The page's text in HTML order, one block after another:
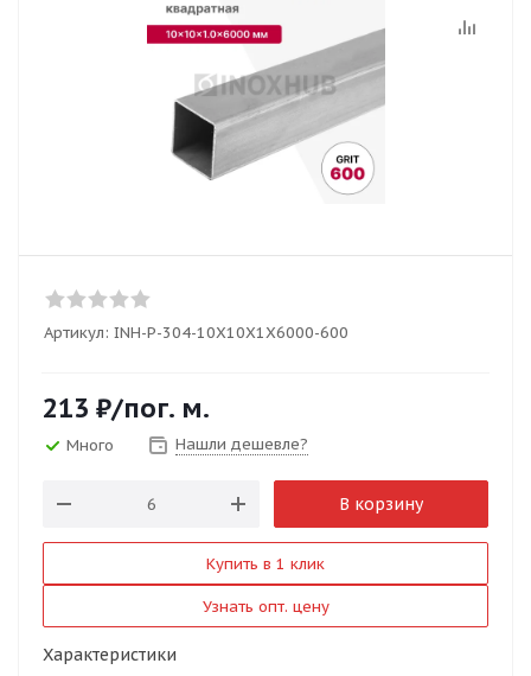
Артикул: INH-P-304-10X10X1X6000-600
213 ₽/пог. м.
Много Нашли дешевле?
В корзину
Купить в 1 клик
Узнать опт. цену
Характеристики